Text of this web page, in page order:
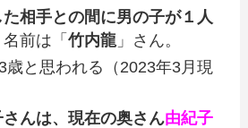
相手との間に男の子が１人
名前は「竹内龍 」さん。
歳と思われる（2023年3月現
んは、現在の奥さん由紀子